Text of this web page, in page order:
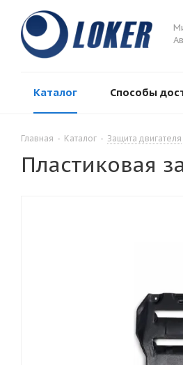
Каталог Способы
Главная - Каталог - Защита двигателя
Пластиковая